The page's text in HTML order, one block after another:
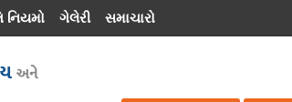
નિયમો ગેલેરી સમાચારો